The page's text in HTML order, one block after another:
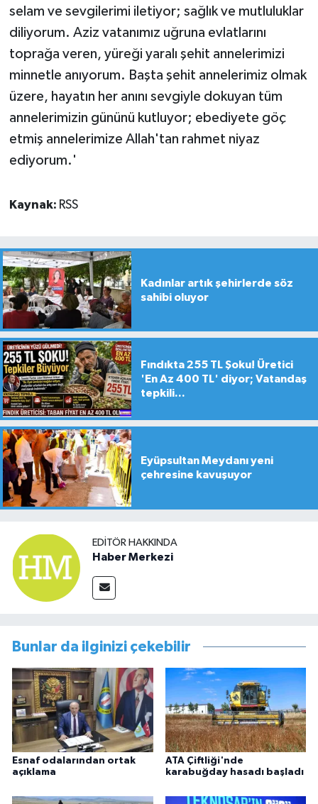
selam ve sevgilerimi iletiyor; sağlık ve mutluluklar
diliyorum. Aziz vatanımız uğruna evlatlarını
toprağa veren, yüreği yaralı şehit annelerimizi
minnetle anıyorum. Başta şehit annelerimiz olmak
üzere, hayatın her anını sevgiyle dokuyan tüm
annelerimizin gününü kutluyor; ebediyete göç
etmiş annelerimize Allah'tan rahmet niyaz
ediyorum.'
Kaynak: RSS
Kadınlar artık şehirlerde söz
sahibi oluyor
Fındıkta 255 TL Şoku! Üretici
'En Az 400 TL' diyor; Vatandaş
tepkili...
Eyüpsultan Meydanı yeni
çehresine kavuşuyor
EDITÖR HAKKINDA
Haber Merkezi
Bunlar da ilginizi çekebilir
Esnaf odalarından ortak
açıklama
ATA Çiftliği'nde
karabuğday hasadı başladı